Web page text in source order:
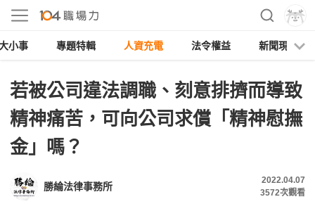
小事 專題特輯 人資充電 法令權益 新聞現場
若被公司違法調職、刻意排擠而導致
精神痛苦，可向公司求償「精神慰撫
金」嗎？
勝綸法律事務所
2022.04.07
3572次觀看